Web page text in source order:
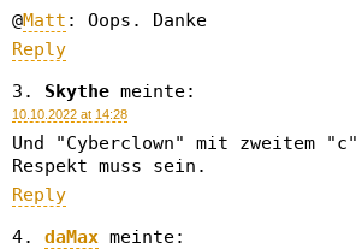
@Matt : Oops. Danke
Reply
Skythe meinte:
10.10.2022 at 14:28
Und "Cyberclown" mit zweitem
Respekt muss sein.
Reply
daMax meinte: